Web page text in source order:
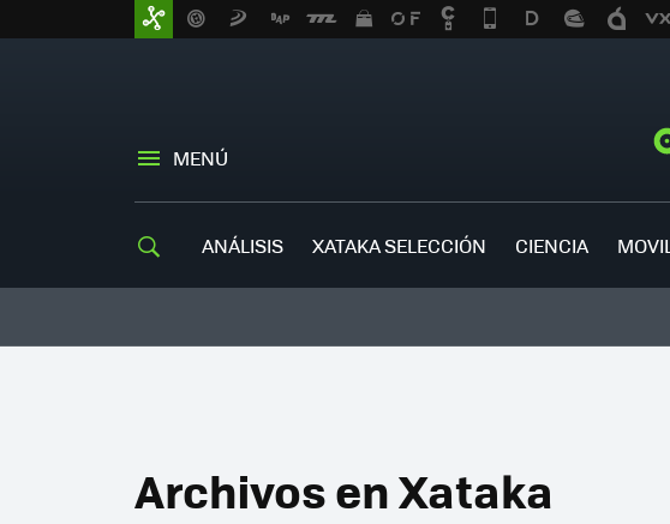
MENÚ
ANÁLISIS XATAKA SELECCIÓN CIENCIA
Archivos en Xataka